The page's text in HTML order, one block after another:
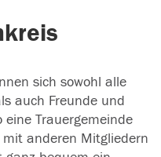
sich sowohl alle
auch Freunde und
Trauergemeinde
anderen Mitgliedern